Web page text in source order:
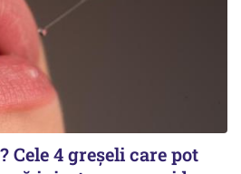
Cele 4 greșeli care pot